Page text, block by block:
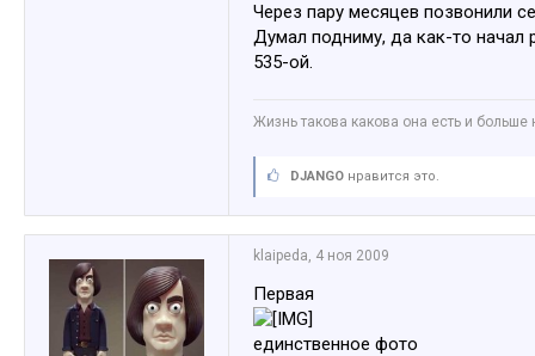
Через пару месяцев позвонили
Думал подниму, да как-то начал
535-ой.
Жизнь такова какова она есть и больше
DJANGO нравится это.
klaipeda, 4 ноя 2009
Первая
единственное фото